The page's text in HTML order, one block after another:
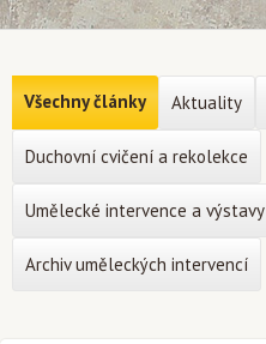
Všechny články Aktuality
Duchovní cvičení a rekolekce
Umělecké intervence a výstavy
Archiv uměleckých intervencí